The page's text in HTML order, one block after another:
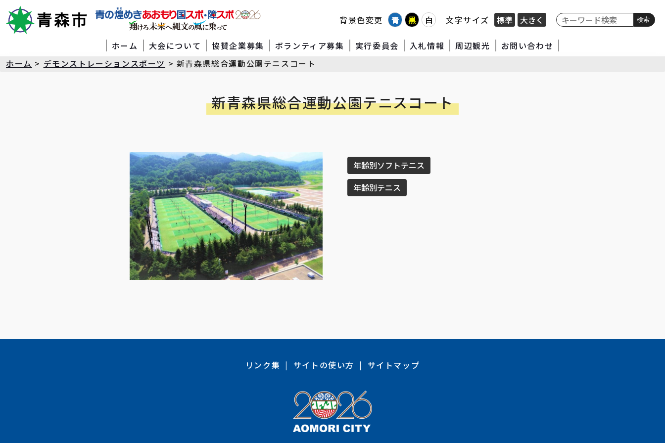
背景色変更 青 黒 白 文字サイズ 標準 大きく 検索
ホーム 大会について 協賛企業募集 ボランティア募集 実行委員会 入札情報 周辺観光
お問い合わせ
ホーム > デモンストレーションスポーツ > 新青森県総合運動公園テニスコート
新青森県総合運動公園テニスコート
年齢別ソフトテニス
年齢別テニス
リンク集 サイトの使い方 サイトマップ